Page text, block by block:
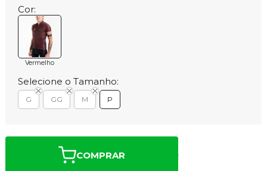
Cor:
Vermelho
Selecione o Tamanho:
G GG M P
COMPRAR